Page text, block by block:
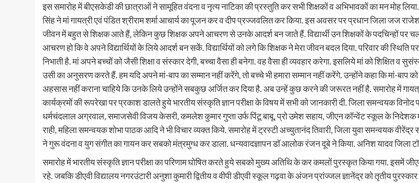
इस समारोह में बीएसकेडी की छात्राओं ने सामूहित वंदना व नृत्य नाटिका की प्रस्तुति कर सभी शिक्षकों व अभिभावकों का मन मोह
सिंह ने मां गायत्री एवं पंडित श्रीराम शर्मा आचार्य का पूजन कर व दीप प्रज्जवलित कर किया. इस अवसर पर प्रधान जिला जज
जीवन में बहुत से शिक्षक आते हैं, लेकिन कुछ शिक्षक अपने आचरण से उनके आदर्श बन जाते हैं. विद्यार्थी उन शिक्षकों के पदचिन्हों पर
आचरण हो कि वे अपने विद्यार्थियों के लिये आदर्श बन सकेंं. विद्यार्थियों को लगे कि शिक्षक ने मेरा जीवन बदल दिया. परिवार की स्थिति
निभाती है. मां अपने बच्चों को जैसी शिक्षा व संस्कार देगी, बच्चा वैसा ही बनेगा. वह वैसा ही व्यवहार करेगा. इसलिये मां को शिक्षित व
उसी का अनुसरण करते हैं. हम यदि अपने मां-बाप का सम्मान नहीं करेंगे, तो बच्चे भी हमारा सम्मान नहीं करेंगे. उन्होंने कहा कि मां-
अहसास नहीं कराना चाहिये कि उनके लिये उन्होंने सबकुछ अर्जित कर दिया है. अब उन्हें कुछ करने की जरूरत नहीं है. समारोह में
कार्यक्रमों की रूपरेखा पर प्रकाश डालते हुये भारतीय संस्कृति ज्ञान परीक्षा के विषय में सभी को जानकारी दी. जिला समन्वयक विनोद
धर्मचंदलाल अग्रवाल, समाजसेवी विजय केसरी, कमलेश कुमार गुप्ता उर्फ पिंटू बाबू, प्रो उमेश सहाय, जीएन कॉन्वेंट स्कूल के
राही, महिला समन्वयक शोभा पाठक आदि ने भी विचार व्यक्त किये. समारोह में ट्रस्टी अच्युतानंद तिवारी, जिला युवा समन्वयक वीरेंद्र
ने गुरू वंदना व युग संगीत का गायन कर सबको मंत्रमुग्ध कर डाला. धन्यवादज्ञापन डॉ आलोक रंजन दूबे ने किया. अनिश यादव जिला
समारोह में भारतीय संस्कृति ज्ञान परीक्षा का परिणाम घोषित करते हुये सबको मुख्य अतिथि के कर कमलों पुरस्कृत किया गया. इसमें
रहे. जबकि डीएवी विद्यालय नगरउंटारी अनुशा कुमारी द्वितीय व वीपी डीएवी स्कूल गढ़वा के अंजन प्रांज्जल ज्ञानेंद्र को तृतीय